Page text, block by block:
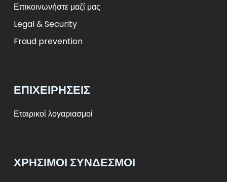
Επικοινωνήστε μαζί μας
Legal & Security
Fraud prevention
ΕΠΙΧΕΙΡΉΣΕΙΣ
Εταιρικοί λογαριασμοί
ΧΡΉΣΙΜΟΙ ΣΎΝΔΕΣΜΟΙ